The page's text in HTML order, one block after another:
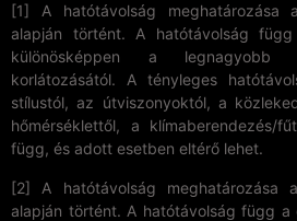
[1] A hatótávolság meghatározása
alapján történt. A hatótávolság függ
különösképpen a legnagyobb
korlátozásától. A tényleges
stílustól, az útviszonyoktól, a
hőmérséklettől, a klímaberendezés/
függ, és adott esetben eltérő lehet.
[2] A hatótávolság meghatározása
alapján történt. A hatótávolság függ a